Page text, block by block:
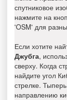
спутниковое
нажмите на
'OSM' для
Если хотите
Джубга,
сверху. Когда
найдите угол
стрелке.
направлению